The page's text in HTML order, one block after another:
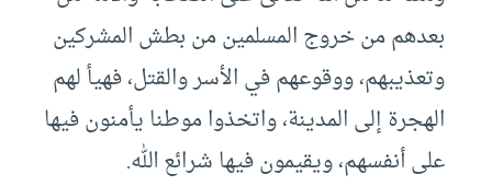
بعدهم من خروج المسلمين من بطش المشركين
وتعذيبهم، ووقوعهم في الأسر والقتل، فهيأ لهم
الهجرة إلى المدينة، واتخذوا موطنا يأمنون فيها
على أنفسهم، ويقيمون فيها شرائع الله.